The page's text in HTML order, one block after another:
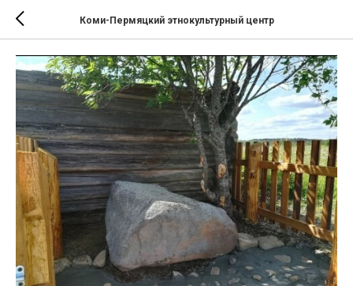
Коми-Пермяцкий этнокультурный центр